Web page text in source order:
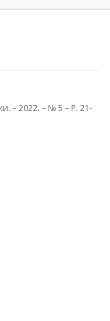
– 2022. – № 5 – P. 21-